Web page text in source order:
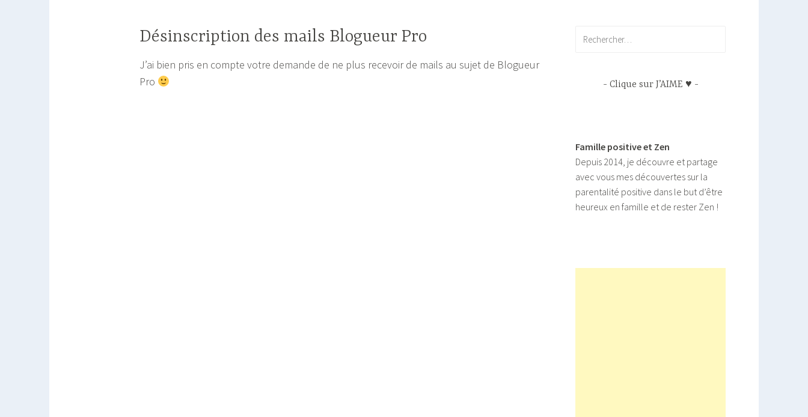
Désinscription des mails Blogueur Pro
J’ai bien pris en compte votre demande de ne plus recevoir de mails au sujet de Blogueur
Pro
Clique sur J’AIME ♥
Famille positive et Zen
Depuis 2014, je découvre et partage
avec vous mes découvertes sur la
parentalité positive dans le but d’être
heureux en famille et de rester Zen !